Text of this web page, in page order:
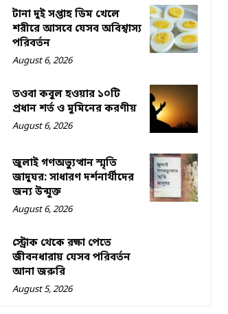
টানা দুই সপ্তাহ ডিম খেলে
শরীরে আসবে যেসব অবিশ্বাস্য
পরিবর্তন
August 6, 2026
তওবা কবুল হওয়ার ১০টি
প্রধান শর্ত ও মুমিনের করণীয়
August 6, 2026
জুলাই গণঅভ্যুত্থান স্মৃতি
জাদুঘর: সাধারণ দর্শনার্থীদের
জন্য উন্মুক্ত
August 6, 2026
স্ট্রোক থেকে রক্ষা পেতে
জীবনধারায় যেসব পরিবর্তন
আনা জরুরি
August 5, 2026